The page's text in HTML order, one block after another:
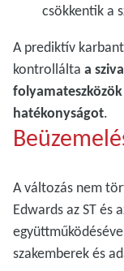
csökkentik a
A prediktív
kontrollálta a
hatékonyságot.
A változás nem
Edwards az ST és
szakemberek és